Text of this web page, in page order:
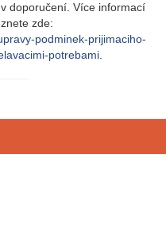
doporučení. Více informací
zde:
podminek-prijimaciho-
potrebami